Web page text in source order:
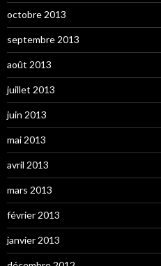
octobre 2013
septembre 2013
août 2013
juillet 2013
juin 2013
mai 2013
avril 2013
mars 2013
février 2013
janvier 2013